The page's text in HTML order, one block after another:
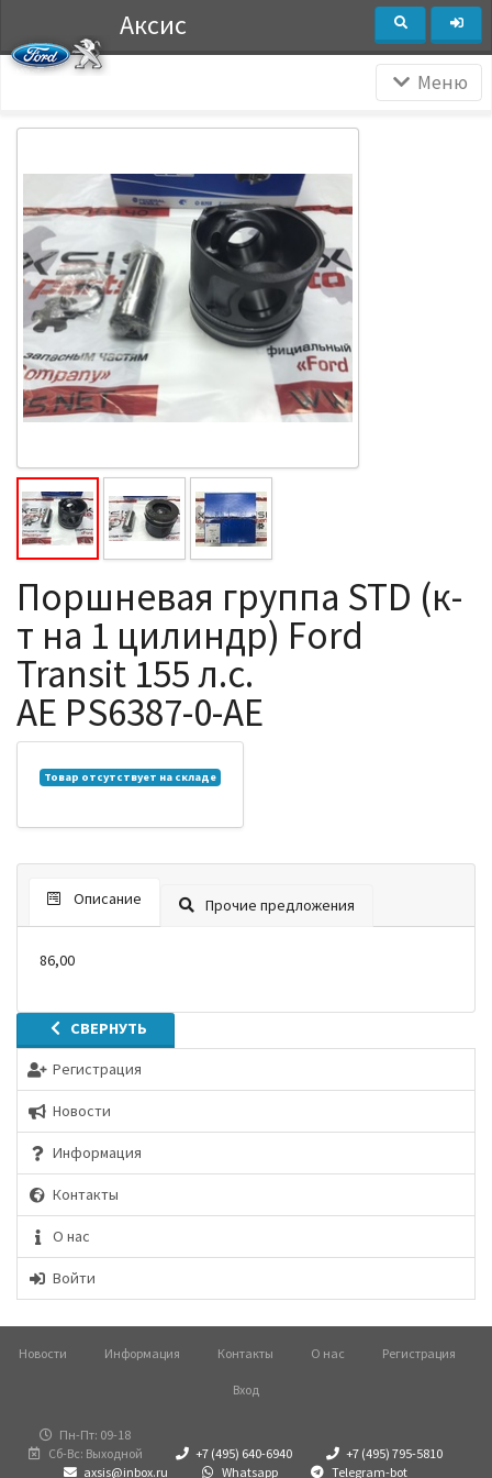
Аксис
Меню
СВЕРНУТЬ
Регистрация
Новости
Информация
Контакты
О нас
Войти
Поршневая группа STD (к-
т на 1 цилиндр) Ford
Transit 155 л.с.
AE PS6387-0-AE
Товар отсутствует на складе
Описание Прочие предложения
86,00
Новости Информация Контакты О нас Регистрация
Вход
Пн-Пт: 09-18
Сб-Вс: Выходной
+7 (495) 640-6940
+7 (495) 795-5810
axsis@inbox.ru
Whatsapp Telegram-bot